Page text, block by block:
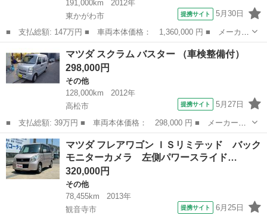
191,000km
2012年
東かがわ市
提携サイト 5月30日
■ 支払総額: 147万円 ■ 車両本体価格： 1,360,000 円 ■ メーカー
名： マツダ ■ 車種名： タイタントラック ■ グレード名： ワ
イドロー １．５ｔ 平ボディ ■ 排気量： 3000cc ■ ドア枚
数：...
その他
マツダ スクラム バスター （車検整備付）
298,000円
その他
128,000km
2012年
高松市
提携サイト 5月27日
■ 支払総額: 39万円 ■ 車両本体価格： 298,000 円 ■ メーカー
名： マツダ ■ 車種名： スクラム ■ グレード名： バスター
■ 排気量： 660cc ■ ドア枚数： 5D ■ ミッション： MT5速 ■...
香川 高松市 その他
マツダ フレアワゴン ＩＳリミテッド バック
モニターカメラ 左側パワースライド…
320,000円
その他
78,455km
2013年
観音寺市
提携サイト 6月25日